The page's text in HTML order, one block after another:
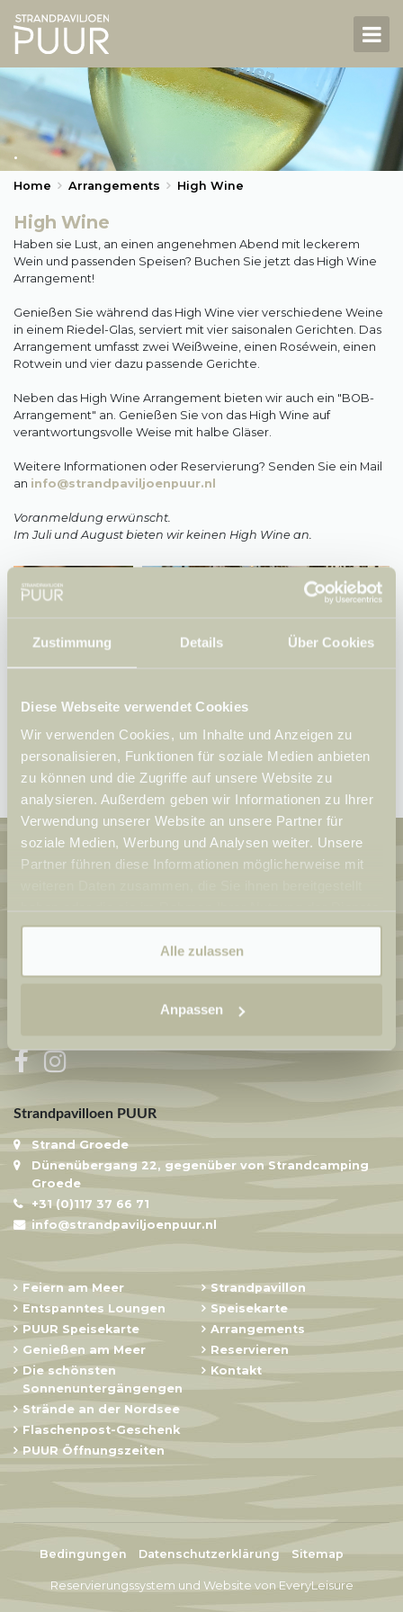
Zustimmung Details Über Cookies
Diese Webseite verwendet Cookies
Wir verwenden Cookies, um Inhalte und Anzeigen zu
personalisieren, Funktionen für soziale Medien anbieten
zu können und die Zugriffe auf unsere Website zu
analysieren. Außerdem geben wir Informationen zu Ihrer
Verwendung unserer Website an unsere Partner für
soziale Medien, Werbung und Analysen weiter. Unsere
Partner führen diese Informationen möglicherweise mit
gesammelt haben.
Alle zulassen
Anpassen
NL
Strandpavillon
Speisekarte
Gruppen
Vermietung von Strandkabinen
High Wine
Kontakt
Praktische Infos
.
Home Arrangements High Wine
High Wine
Haben sie Lust, an einen angenehmen Abend mit leckerem
Wein und passenden Speisen? Buchen Sie jetzt das High Wine
Arrangement!
Genießen Sie während das High Wine vier verschiedene Weine
in einem Riedel-Glas, serviert mit vier saisonalen Gerichten. Das
Arrangement umfasst zwei Weißweine, einen Roséwein, einen
Rotwein und vier dazu passende Gerichte.
Neben das High Wine Arrangement bieten wir auch ein "BOB-
Arrangement" an. Genießen Sie von das High Wine auf
verantwortungsvolle Weise mit halbe Gläser.
Weitere Informationen oder Reservierung? Senden Sie ein Mail
an info@strandpaviljoenpuur.nl
Voranmeldung erwünscht.
Im Juli und August bieten wir keinen High Wine an.
Newsletter
Strandpavilloen PUUR
Strand Groede
Dünenübergang 22, gegenüber von Strandcamping
Groede
+31 (0)117 37 66 71
info@strandpaviljoenpuur.nl
Feiern am Meer
Entspanntes Loungen
PUUR Speisekarte
Genießen am Meer
Die schönsten
Sonnenuntergängengen
Strände an der Nordsee
Flaschenpost-Geschenk
PUUR Öffnungszeiten
Strandpavillon
Speisekarte
Arrangements
Reservieren
Kontakt
Bedingungen Datenschutzerklärung Sitemap
Reservierungssystem und Website von EveryLeisure